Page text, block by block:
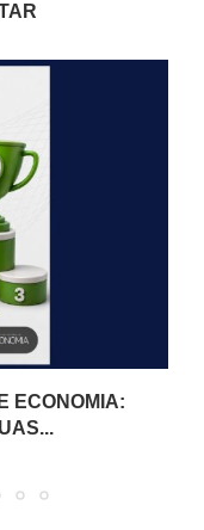
ECONOMIA: